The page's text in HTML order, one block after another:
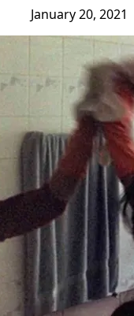
January 20, 2021